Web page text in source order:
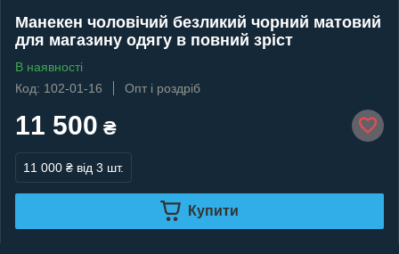
Манекен чоловічий безликий чорний матовий
для магазину одягу в повний зріст
В наявності
Код: 102-01-16
Опт і роздріб
11 500 ₴
11 000 ₴ від 3 шт.
Купити